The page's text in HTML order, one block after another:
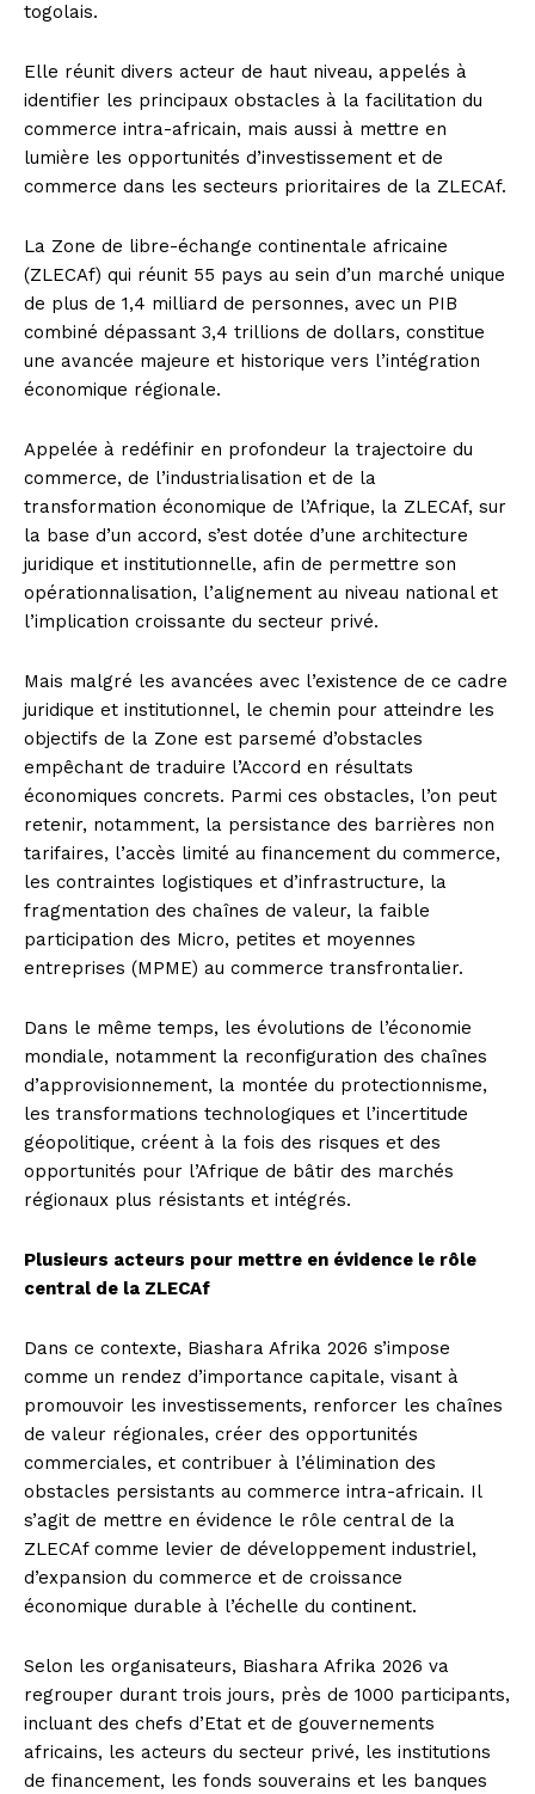
togolais.
Elle réunit divers acteur de haut niveau, appelés à
identifier les principaux obstacles à la facilitation du
commerce intra-africain, mais aussi à mettre en
lumière les opportunités d’investissement et de
commerce dans les secteurs prioritaires de la ZLECAf.
La Zone de libre-échange continentale africaine
(ZLECAf) qui réunit 55 pays au sein d’un marché unique
de plus de 1,4 milliard de personnes, avec un PIB
combiné dépassant 3,4 trillions de dollars, constitue
une avancée majeure et historique vers l’intégration
économique régionale.
Appelée à redéfinir en profondeur la trajectoire du
commerce, de l’industrialisation et de la
transformation économique de l’Afrique, la ZLECAf, sur
la base d’un accord, s’est dotée d’une architecture
juridique et institutionnelle, afin de permettre son
opérationnalisation, l’alignement au niveau national et
l’implication croissante du secteur privé.
Mais malgré les avancées avec l’existence de ce cadre
juridique et institutionnel, le chemin pour atteindre les
objectifs de la Zone est parsemé d’obstacles
empêchant de traduire l’Accord en résultats
économiques concrets. Parmi ces obstacles, l’on peut
retenir, notamment, la persistance des barrières non
tarifaires, l’accès limité au financement du commerce,
les contraintes logistiques et d’infrastructure, la
fragmentation des chaînes de valeur, la faible
participation des Micro, petites et moyennes
entreprises (MPME) au commerce transfrontalier.
Dans le même temps, les évolutions de l’économie
mondiale, notamment la reconfiguration des chaînes
d’approvisionnement, la montée du protectionnisme,
les transformations technologiques et l’incertitude
géopolitique, créent à la fois des risques et des
opportunités pour l’Afrique de bâtir des marchés
régionaux plus résistants et intégrés.
Plusieurs acteurs pour mettre en évidence le rôle
central de la ZLECAf
Dans ce contexte, Biashara Afrika 2026 s’impose
comme un rendez d’importance capitale, visant à
promouvoir les investissements, renforcer les chaînes
de valeur régionales, créer des opportunités
commerciales, et contribuer à l’élimination des
obstacles persistants au commerce intra-africain. Il
s’agit de mettre en évidence le rôle central de la
ZLECAf comme levier de développement industriel,
d’expansion du commerce et de croissance
économique durable à l’échelle du continent.
Selon les organisateurs, Biashara Afrika 2026 va
regrouper durant trois jours, près de 1000 participants,
incluant des chefs d’Etat et de gouvernements
africains, les acteurs du secteur privé, les institutions
de financement, les fonds souverains et les banques